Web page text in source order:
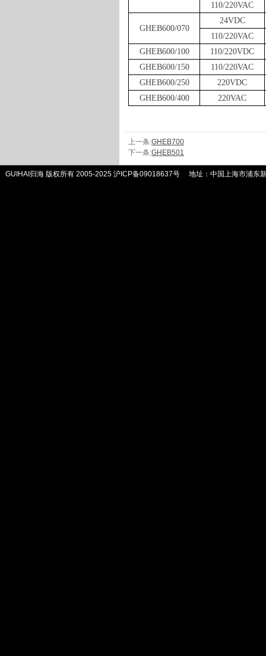
110/220VAC
GHEB600/070
24VDC
110/220VAC
GHEB600/100
110/220VDC
GHEB600/150
110/220VAC
GHEB600/250
220VDC
GHEB600/400
220VAC
上一条:GHEB700
下一条:GHEB501
GUIHAI归海 版权所有 2005-2025 沪ICP备09018637号 地址：中国上海市浦东